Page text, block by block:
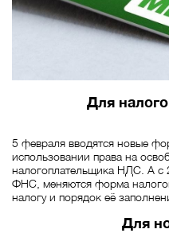
Для
5 февраля вводятся новые
использовании права на
налогоплательщика НДС. А с
ФНС, меняются форма
налогу и порядок её
Для